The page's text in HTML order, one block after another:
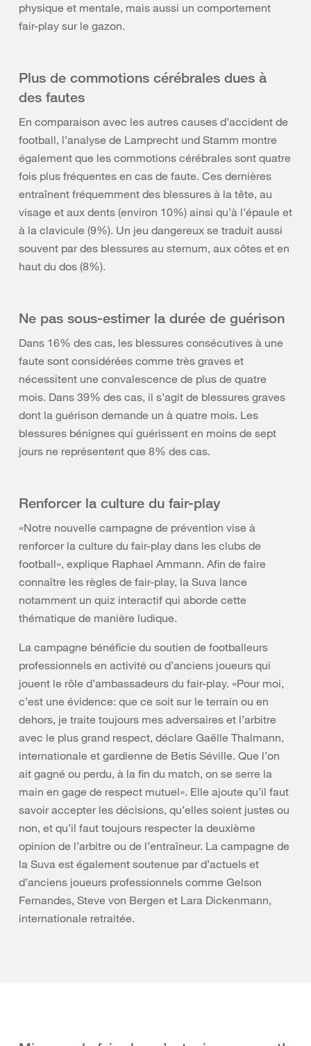
physique et mentale, mais aussi un comportement
fair-play sur le gazon.
Plus de commotions cérébrales dues à
des fautes
En comparaison avec les autres causes d’accident de
football, l’analyse de Lamprecht und Stamm montre
également que les commotions cérébrales sont quatre
fois plus fréquentes en cas de faute. Ces dernières
entraînent fréquemment des blessures à la tête, au
visage et aux dents (environ 10%) ainsi qu’à l’épaule et
à la clavicule (9%). Un jeu dangereux se traduit aussi
souvent par des blessures au sternum, aux côtes et en
haut du dos (8%).
Ne pas sous-estimer la durée de guérison
Dans 16% des cas, les blessures consécutives à une
faute sont considérées comme très graves et
nécessitent une convalescence de plus de quatre
mois. Dans 39% des cas, il s’agit de blessures graves
dont la guérison demande un à quatre mois. Les
blessures bénignes qui guérissent en moins de sept
jours ne représentent que 8% des cas.
Renforcer la culture du fair-play
«Notre nouvelle campagne de prévention vise à
renforcer la culture du fair-play dans les clubs de
football», explique Raphael Ammann. Afin de faire
connaître les règles de fair-play, la Suva lance
notamment un quiz interactif qui aborde cette
thématique de manière ludique.
La campagne bénéficie du soutien de footballeurs
professionnels en activité ou d’anciens joueurs qui
jouent le rôle d’ambassadeurs du fair-play. «Pour moi,
c’est une évidence: que ce soit sur le terrain ou en
dehors, je traite toujours mes adversaires et l’arbitre
avec le plus grand respect, déclare Gaëlle Thalmann,
internationale et gardienne de Betis Séville. Que l’on
ait gagné ou perdu, à la fin du match, on se serre la
main en gage de respect mutuel». Elle ajoute qu’il faut
savoir accepter les décisions, qu’elles soient justes ou
non, et qu’il faut toujours respecter la deuxième
opinion de l’arbitre ou de l’entraîneur. La campagne de
la Suva est également soutenue par d’actuels et
d’anciens joueurs professionnels comme Gelson
Fernandes, Steve von Bergen et Lara Dickenmann,
internationale retraitée.